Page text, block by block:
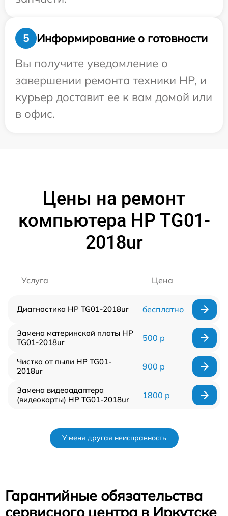
5
Информирование о готовности
Вы получите уведомление о
завершении ремонта техники HP, и
курьер доставит ее к вам домой или
в офис.
Цены на ремонт
компьютера HP TG01-
2018ur
Услуга Цена
Диагностика HP TG01-2018ur бесплатно
Замена материнской платы HP
TG01-2018ur
500 р
Чистка от пыли HP TG01-
2018ur
900 р
Замена видеоадаптера
(видеокарты) HP TG01-2018ur
1800 р
У меня другая неисправность
Гарантийные обязательства
сервисного центра в Иркутске